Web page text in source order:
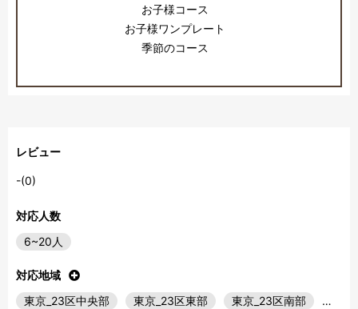
お子様コース
お子様ワンプレート
季節のコース
レビュー
-(0)
対応人数
6~20人
対応地域
東京_23区中央部
東京_23区東部 東京_23区南部
…